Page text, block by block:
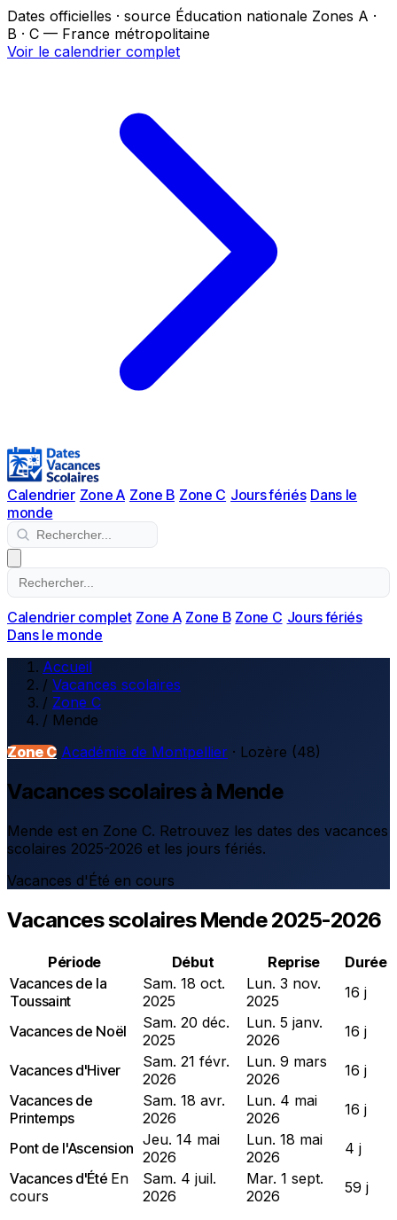
Dates officielles · source Éducation nationale Zones A ·
B · C — France métropolitaine
Voir le calendrier complet
Calendrier Zone A Zone B Zone C Jours fériés Dans le
monde
Calendrier complet Zone A Zone B Zone C Jours fériés
Dans le monde
Accueil
/ Vacances scolaires
/ Zone C
/ Mende
Zone C Académie de Montpellier · Lozère (48)
Vacances scolaires à Mende
Mende est en Zone C. Retrouvez les dates des vacances
scolaires 2025-2026 et les jours fériés.
Vacances d'Été en cours
Vacances scolaires Mende 2025-2026
Période Début Reprise
Durée
Vacances de la
Toussaint
Sam. 18 oct.
2025
Lun. 3 nov.
2025
16 j
Vacances de Noël
Sam. 20 déc.
2025
Lun. 5 janv.
2026
16 j
Vacances d'Hiver
Sam. 21 févr.
2026
Lun. 9 mars
2026
16 j
Vacances de
Printemps
Sam. 18 avr.
2026
Lun. 4 mai
2026
16 j
Pont de l'Ascension Jeu. 14 mai
2026
Lun. 18 mai
2026
4 j
Vacances d'Été En
cours
Sam. 4 juil.
2026
Mar. 1 sept.
2026
59 j